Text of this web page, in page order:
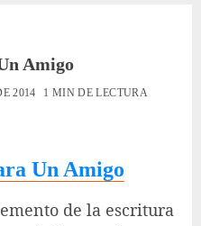
Amigo
2014 1 MIN DE LECTURA
Un Amigo
de la escritura